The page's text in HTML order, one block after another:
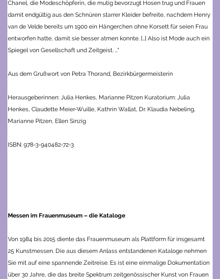
Chanel, die Modeschöpferin, die mutig bevorzugt Hosen trug und Frauen
damit endgültig aus den Schnüren starrer Kleider befreite, nachdem Henry
van de Velde bereits um 1900 ein Hängerchen ohne Korsett für seien Frau
entworfen hatte, damit sie besser atmen konnte. […] Also ist Mode auch ein
Spiegel von Gesellschaft und Zeitgeist. …“
Aus dem Grußwort von Petra Thorand, Bezirkbürgermeisterin
Herausgeberinnen: Julia Henkes, Marianne Pitzen Kuratorium: Julia
Henkes, Claudette Meier-Wuille, Kathrin Wallat, Dr. Klaudia Nebeling,
Marianne Pitzen, Ellen Sinzig
ISBN: 978-3-940482-72-3
Messen im Frauenmuseum – die Kataloge
Von 1984 bis 2015 diente das Frauenmuseum als Plattform für insgesamt
25 Kunstmessen. Die aus diesem Anlass entstandenen Kataloge nehmen
Sie mit auf eine spannende Zeitreise. Es ist eine einmalige Dokumentation
über 30 Jahre, die das breite Spektrum zeitgenössischer Kunst von Frauen